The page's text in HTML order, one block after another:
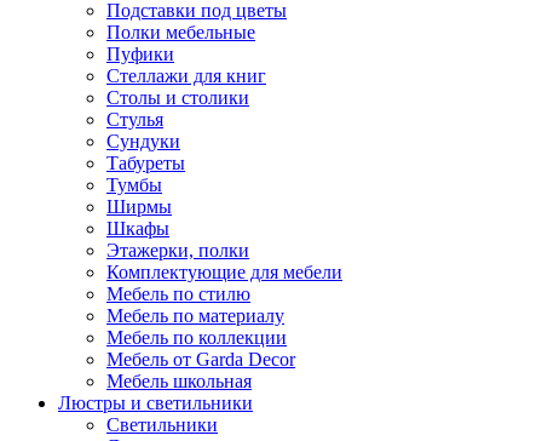
Подставки под цветы
Полки мебельные
Пуфики
Стеллажи для книг
Столы и столики
Стулья
Сундуки
Табуреты
Тумбы
Ширмы
Шкафы
Этажерки, полки
Комплектующие для мебели
Мебель по стилю
Мебель по материалу
Мебель по коллекции
Мебель от Garda Decor
Мебель школьная
Люстры и светильники
Светильники